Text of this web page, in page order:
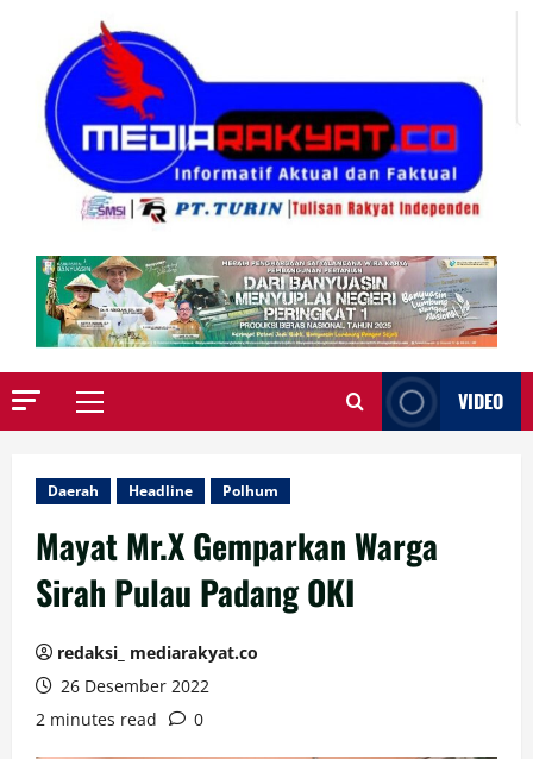
Primary
VIDEO
Daerah Headline Polhum
Mayat Mr.X Gemparkan Warga
Sirah Pulau Padang OKI
redaksi_ mediarakyat.co
26 Desember 2022
2 minutes read
0